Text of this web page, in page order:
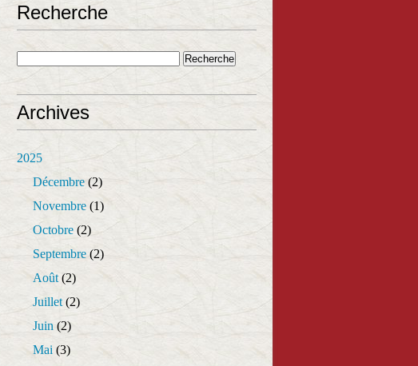
Recherche
Archives
2025
Décembre (2)
Novembre (1)
Octobre (2)
Septembre (2)
Août (2)
Juillet (2)
Juin (2)
Mai (3)